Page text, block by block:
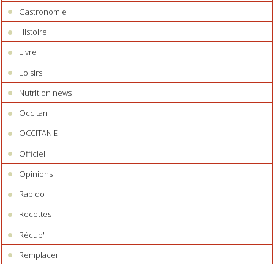
Gastronomie
Histoire
Livre
Loisirs
Nutrition news
Occitan
OCCITANIE
Officiel
Opinions
Rapido
Recettes
Récup'
Remplacer